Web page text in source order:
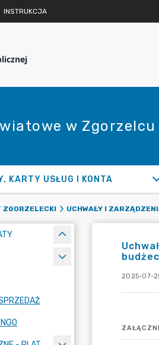
INSTRUKCJA
w Zgorzelcu
KARTY USŁUG I KONTA
ZGORZELECKI UCHWAŁY I
2025-07-